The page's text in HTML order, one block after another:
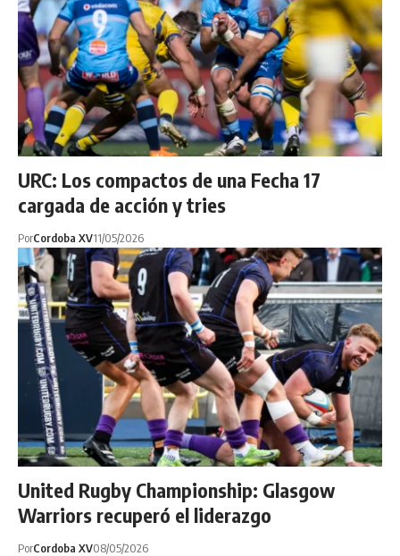
URC: Los compactos de una Fecha 17
cargada de acción y tries
PorCordoba XV11/05/2026
United Rugby Championship: Glasgow
Warriors recuperó el liderazgo
PorCordoba XV08/05/2026